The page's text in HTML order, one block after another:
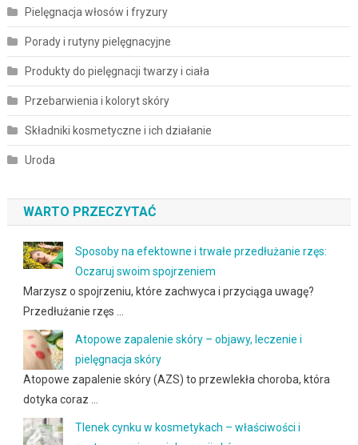
Pielęgnacja włosów i fryzury
Porady i rutyny pielęgnacyjne
Produkty do pielęgnacji twarzy i ciała
Przebarwienia i koloryt skóry
Składniki kosmetyczne i ich działanie
Uroda
WARTO PRZECZYTAĆ
Sposoby na efektowne i trwałe przedłużanie rzęs:
Oczaruj swoim spojrzeniem
Marzysz o spojrzeniu, które zachwyca i przyciąga uwagę?
Przedłużanie rzęs …
Atopowe zapalenie skóry – objawy, leczenie i
pielęgnacja skóry
Atopowe zapalenie skóry (AZS) to przewlekła choroba, która
dotyka coraz …
Tlenek cynku w kosmetykach – właściwości i